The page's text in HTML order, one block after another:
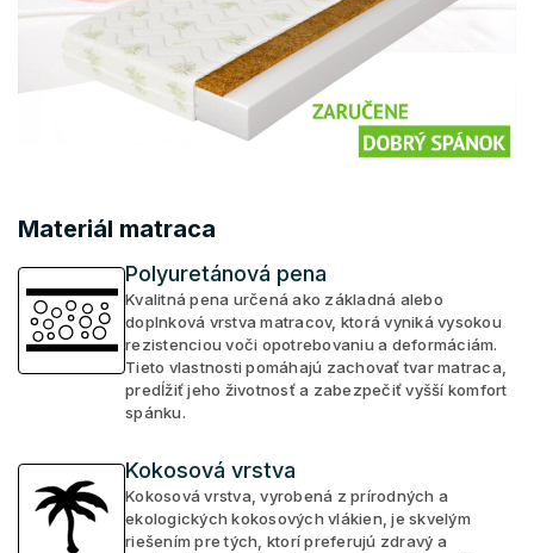
Materiál matraca
Polyuretánová pena
Kvalitná pena určená ako základná alebo
doplnková vrstva matracov, ktorá vyniká vysokou
rezistenciou voči opotrebovaniu a deformáciám.
Tieto vlastnosti pomáhajú zachovať tvar matraca,
predĺžiť jeho životnosť a zabezpečiť vyšší komfort
spánku.
Kokosová vrstva
Kokosová vrstva, vyrobená z prírodných a
ekologických kokosových vlákien, je skvelým
riešením pre tých, ktorí preferujú zdravý a